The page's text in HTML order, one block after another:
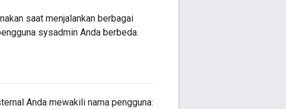
saat menjalankan berbagai
sysadmin Anda berbeda.
Anda mewakili nama pengguna: